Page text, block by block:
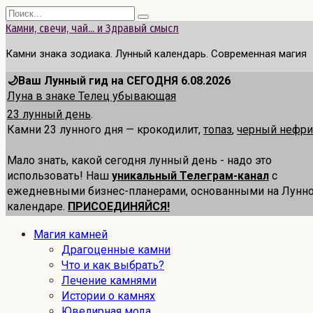
Перейти
к
Search
for:
Камни, свечи, чай... и Здравый смысл
Камни знака зодиака. Лунный календарь. Современная магия
🌙Ваш Лунный гид на СЕГОДНЯ 6.08.2026
Луна в знаке Телец убывающая
23 лунный день.
Камни 23 лунного дня — крокодилит, топаз, черный
Мало знать, какой сегодня лунный день - надо это
использовать! Наш уникальный Телеграм-канал с
ежедневными бизнес-планерами, основанными на
календаре. ПРИСОЕДИНЯЙСЯ!
Магия камней
Драгоценные камни
Что и как выбрать?
Лечение камнями
Истории о камнях